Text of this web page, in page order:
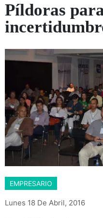
Píldoras
EMPRESARIO
Lunes 18 De Abril, 2016